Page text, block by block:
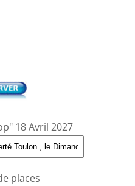
18 Avril 2027
places